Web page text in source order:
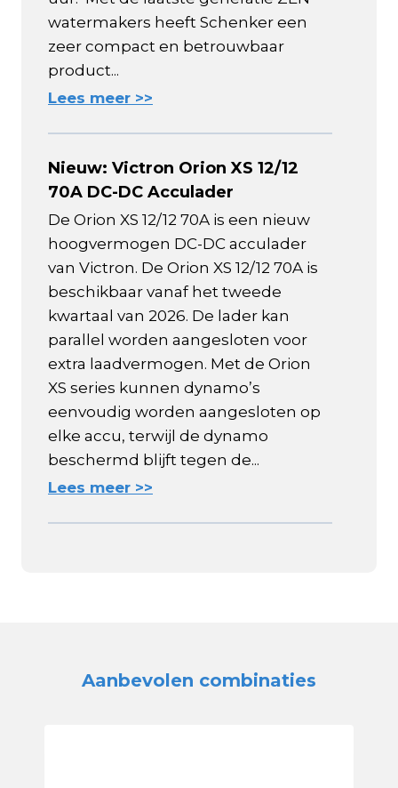
watermakers heeft Schenker een
zeer compact en betrouwbaar
product...
Lees meer >>
Nieuw: Victron Orion XS 12/12
70A DC-DC Acculader
De Orion XS 12/12 70A is een nieuw
hoogvermogen DC-DC acculader
van Victron. De Orion XS 12/12 70A is
beschikbaar vanaf het tweede
kwartaal van 2026. De lader kan
parallel worden aangesloten voor
extra laadvermogen. Met de Orion
XS series kunnen dynamo’s
eenvoudig worden aangesloten op
elke accu, terwijl de dynamo
beschermd blijft tegen de...
Lees meer >>
Aanbevolen combinaties